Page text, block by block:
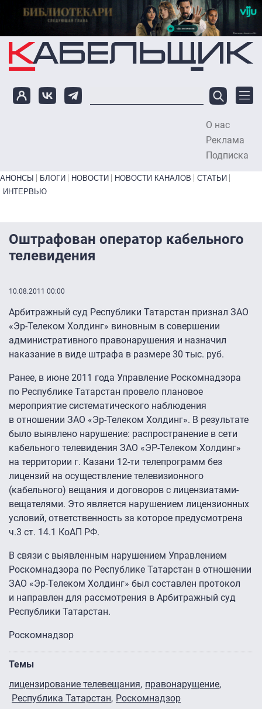
Перейти к основному содержанию
О нас
Реклама
Подписка
Primary links bottom
АНОНСЫ БЛОГИ НОВОСТИ НОВОСТИ КАНАЛОВ
СТАТЬИ
ИНТЕРВЬЮ
Оштрафован оператор кабельного
телевидения
10.08.2011 00:00
Арбитражный суд Республики Татарстан признал ЗАО
«Эр-Телеком Холдинг» виновным в совершении
административного правонарушения и назначил
наказание в виде штрафа в размере 30 тыс. руб.
Ранее, в июне 2011 года Управление Роскомнадзора
по Республике Татарстан провело плановое
мероприятие систематического наблюдения
в отношении ЗАО «Эр-Телеком Холдинг». В результате
было выявлено нарушение: распространение в сети
кабельного телевидения ЗАО «ЭР-Телеком Холдинг»
на территории г. Казани 12-ти телепрограмм без
лицензий на осуществление телевизионного
(кабельного) вещания и договоров с лицензиатами-
вещателями. Это является нарушением лицензионных
условий, ответственность за которое предусмотрена
ч.3 ст. 14.1 КоАП РФ.
В связи с выявленным нарушением Управлением
Роскомнадзора по Республике Татарстан в отношении
ЗАО «Эр-Телеком Холдинг» был составлен протокол
и направлен для рассмотрения в Арбитражный суд
Республики Татарстан.
Роскомнадзор
Темы
лицензирование телевещания правонарущение
Республика Татарстан Роскомнадзор